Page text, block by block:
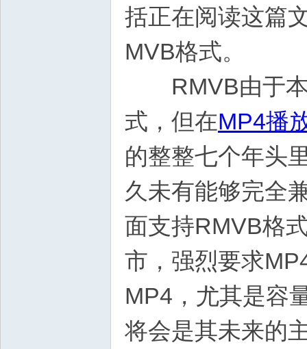
括正在阅读这篇
MVB格式。
RMVB由于本
式，但在MP4播
的整整七个年头
久未有能够完全
面支持RMVB格
市，强烈要求
MP4，尤其是容
将会是其未来的